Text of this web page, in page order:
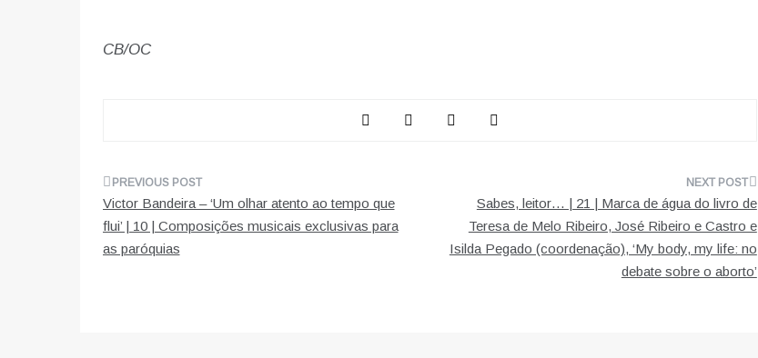
CB/OC
Navegação
de
artigos
Victor Bandeira – ‘Um olhar atento ao tempo que
flui’ | 10 | Composições musicais exclusivas para
as paróquias
Sabes, leitor… | 21 | Marca de água do livro de
Teresa de Melo Ribeiro, José Ribeiro e Castro e
Isilda Pegado (coordenação), ‘My body, my life: no
debate sobre o aborto’